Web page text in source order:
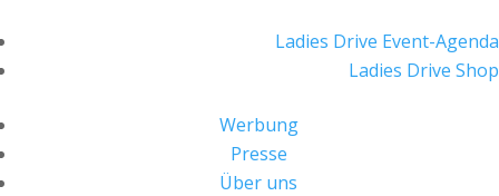
Ladies Drive Event-Agenda
Ladies Drive Shop
Werbung
Presse
Über uns